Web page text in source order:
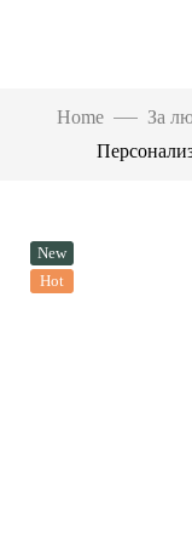
Home За
New
Hot